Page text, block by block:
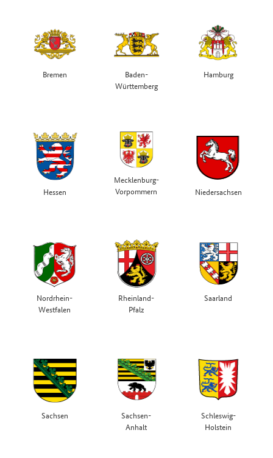
Bremen
Baden-
Württemberg
Hamburg
Hessen
Mecklenburg-
Vorpommern
Niedersachsen
Nordrhein-
Westfalen
Rheinland-
Pfalz
Saarland
Sachsen
Sachsen-
Anhalt
Schleswig-
Holstein